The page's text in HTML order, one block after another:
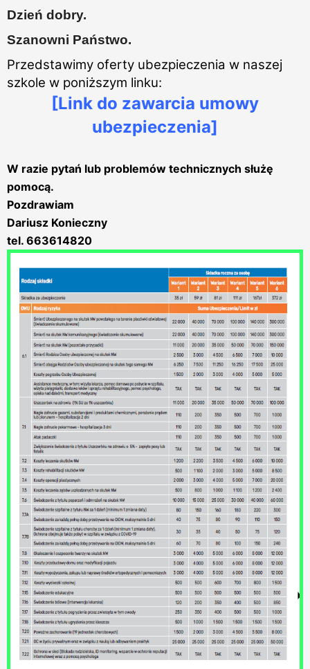
Dzień dobry.
Szanowni Państwo.
Przedstawimy oferty ubezpieczenia w naszej
szkole w poniższym linku:
[Link do zawarcia umowy
ubezpieczenia]
W razie pytań lub problemów technicznych służę
pomocą.
Pozdrawiam
Dariusz Konieczny
tel. 663614820